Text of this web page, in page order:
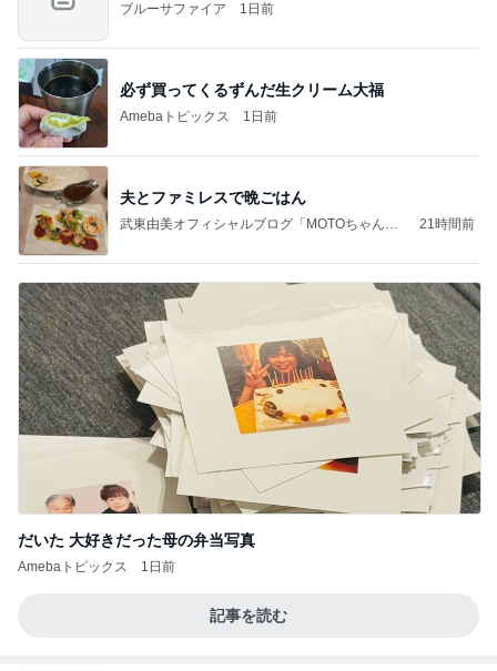
ブルーサファイア 1日前
必ず買ってくるずんだ生クリーム大福
Amebaトピックス 1日前
夫とファミレスで晩ごはん
武東由美オフィシャルブログ「MOTOちゃんと
21時間前
だいた 大好きだった母の弁当写真
Amebaトピックス 1日前
記事を読む